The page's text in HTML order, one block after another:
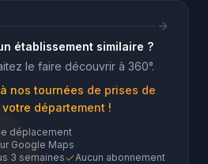
établissement similaire ?
le faire découvrir à 360°.
nos tournées de prises de
département !
déplacement
Google Maps
3 semaines
Aucun abonnement